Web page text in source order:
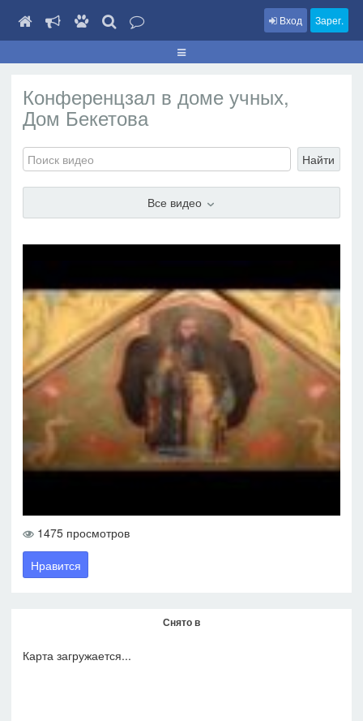
Вход Зарег.
Конференцзал в доме учных,
Дом Бекетова
Найти
Все видео
1475 просмотров
Нравится
Снято в
Карта загружается...